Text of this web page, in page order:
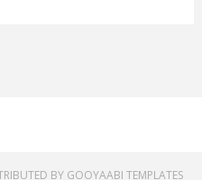
BY GOOYAABI TEMPLATES